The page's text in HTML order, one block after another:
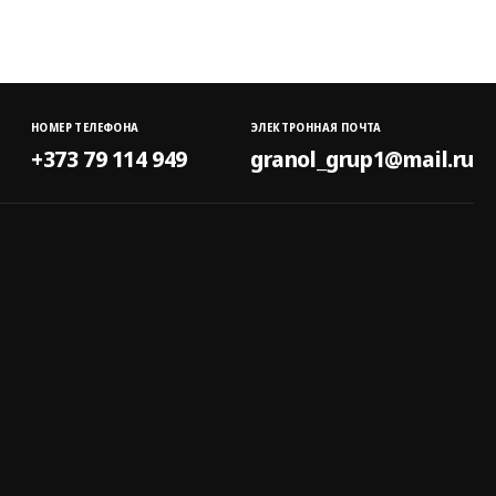
НОМЕР ТЕЛЕФОНА
+373 79 114 949
ЭЛЕКТРОННАЯ ПОЧТА
granol_grup1@mail.ru